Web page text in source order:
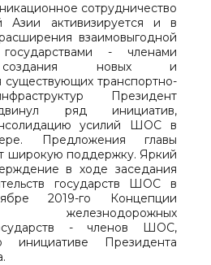
сотрудничество
Азии активизируется и в
взаимовыгодной
- членами
создания новых и
существующих транспортно-
Президент
ряд инициатив,
усилий ШОС в
Предложения главы
широкую поддержку. Яркий
в ходе заседания
государств ШОС в
2019-го Концепции
железнодорожных
- членов ШОС,
инициативе Президента